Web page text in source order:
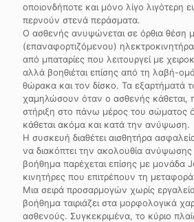
οποιονδήποτε και μόνο λίγο λιγότερη
περνούν στενά περάσματα.
Ο ασθενής ανυψώνεται σε όρθια θέση
(επαναφορτιζόμενου)
από μπαταρίες που λειτουργεί με
αλλά βοηθιέται επίσης από τη λαβή-
θώρακα και τον δίσκο. Τα εξαρτήματά
χαμηλώσουν όταν ο ασθενής κάθεται,
στήριξη στο πάνω μέρος του σώματος
κάθεται ακόμα και κατά την ανύψωση.
Η συσκευή διαθέτει αισθητήρα
να διακόπτει την ακολουθία
βοήθημα παρέχεται επίσης με μονάδα
κινητήρες που επιτρέπουν τη
Μια σειρά προσαρμογών χωρίς εργαλεία
βοήθημα ταιριάζει στα μορφολογικά
ασθενούς. Συγκεκριμένα, το κύριο